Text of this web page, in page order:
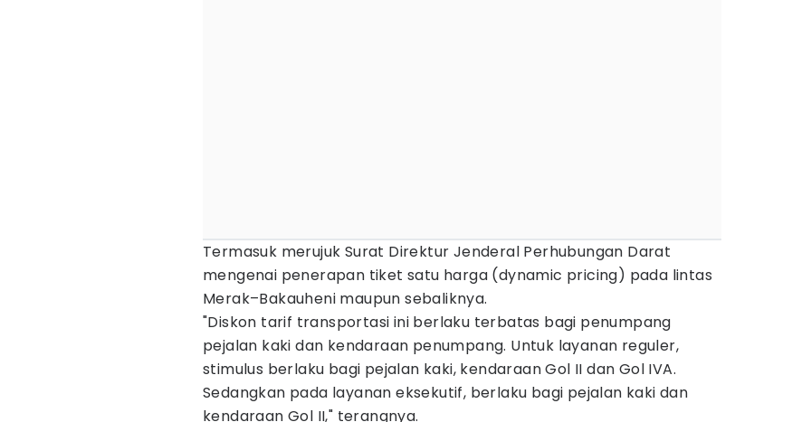
Termasuk merujuk Surat Direktur Jenderal Perhubungan Darat
mengenai penerapan tiket satu harga (dynamic pricing) pada lintas
Merak–Bakauheni maupun sebaliknya.
"Diskon tarif transportasi ini berlaku terbatas bagi penumpang
pejalan kaki dan kendaraan penumpang. Untuk layanan reguler,
stimulus berlaku bagi pejalan kaki, kendaraan Gol II dan Gol IVA.
Sedangkan pada layanan eksekutif, berlaku bagi pejalan kaki dan
kendaraan Gol II," terangnya.